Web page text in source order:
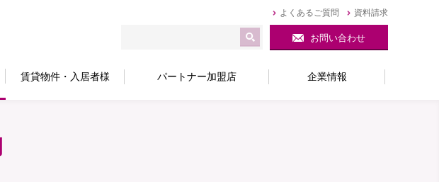
資料請求
よくあるご質問
お問い合わせ
賃貸物件・入居者様 パートナー加盟店 企業情報